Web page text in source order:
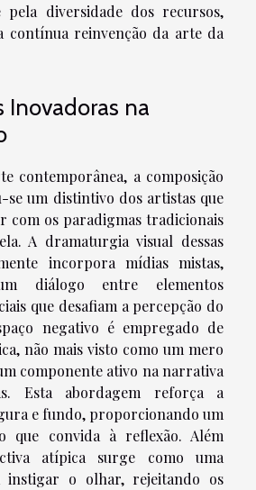
pela diversidade dos recursos,
contínua reinvenção da arte da
Inovadoras na
contemporânea, a composição
um distintivo dos artistas que
com os paradigmas tradicionais
A dramaturgia visual dessas
incorpora mídias mistas,
diálogo entre elementos
que desafiam a percepção do
negativo é empregado de
não mais visto como um mero
componente ativo na narrativa
Esta abordagem reforça a
e fundo, proporcionando um
que convida à reflexão. Além
atípica surge como uma
instigar o olhar, rejeitando os